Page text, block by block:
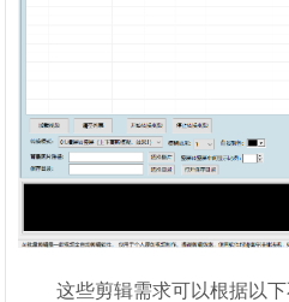
这些剪辑需求可以根据以